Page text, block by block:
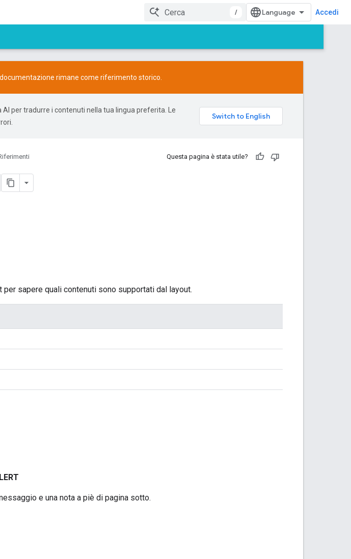
/ Accedi
documentazione rimane come riferimento storico.
per tradurre i contenuti nella tua lingua preferita. Le
Questa pagina è stata utile?
per sapere quali contenuti sono supportati dal layout.
e una nota a piè di pagina sotto.